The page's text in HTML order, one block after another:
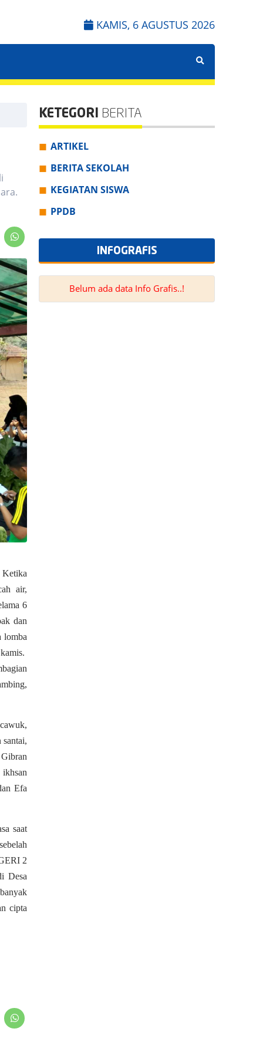
KAMIS, 6 AGUSTUS 2026
Ketika
air,
6
dan
lomba
Efa
saat
2
Desa
cipta
KETEGORI BERITA
ARTIKEL
BERITA SEKOLAH
KEGIATAN SISWA
PPDB
INFOGRAFIS
Belum ada data Info Grafis..!